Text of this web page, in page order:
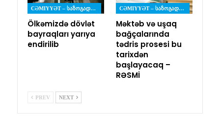
CƏMIYYƏT – ᲡᲐᲖᲝᲒᲐᲓᲝᲔᲑᲐ
Ölkəmizdə dövlət
bayraqları yarıya
endirilib
CƏMIYYƏT – ᲡᲐᲖᲝᲒᲐᲓᲝᲔᲑᲐ
Məktəb və uşaq
bağçalarında
tədris prosesi bu
tarixdən
başlayacaq –
RƏSMİ
PREV NEXT